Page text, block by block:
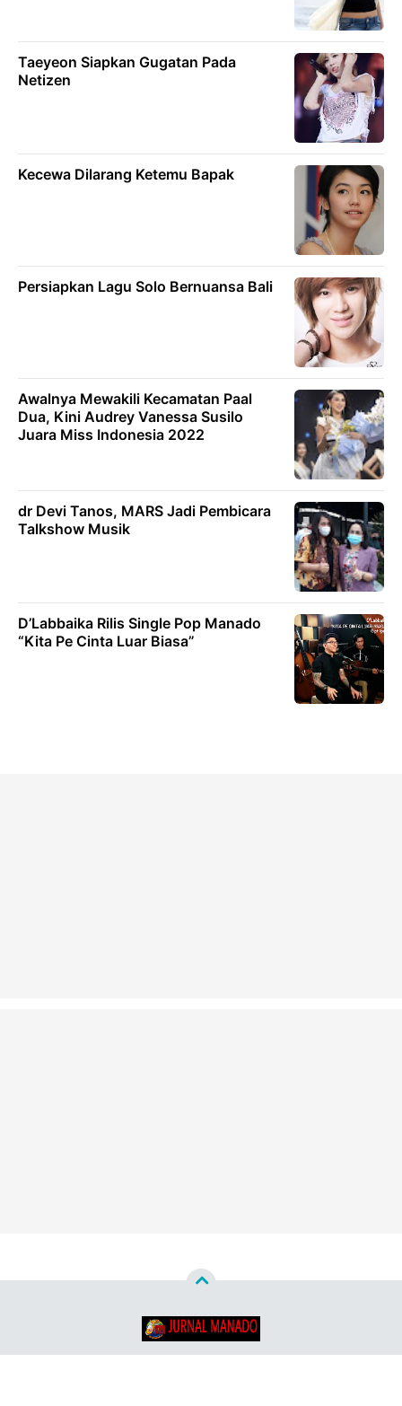
Taeyeon Siapkan Gugatan Pada
Netizen
Kecewa Dilarang Ketemu Bapak
Persiapkan Lagu Solo Bernuansa Bali
Awalnya Mewakili Kecamatan Paal
Dua, Kini Audrey Vanessa Susilo
Juara Miss Indonesia 2022
dr Devi Tanos, MARS Jadi Pembicara
Talkshow Musik
D’Labbaika Rilis Single Pop Manado
“Kita Pe Cinta Luar Biasa”
Copyright ©2026Jurnal Manado - Santun & Terpercaya™